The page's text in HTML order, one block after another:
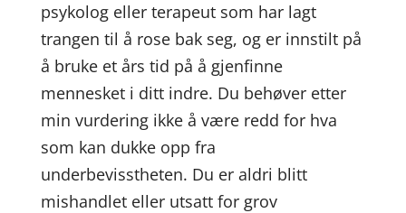
psykolog eller terapeut som har lagt
trangen til å rose bak seg, og er innstilt på
å bruke et års tid på å gjenfinne
mennesket i ditt indre. Du behøver etter
min vurdering ikke å være redd for hva
som kan dukke opp fra
underbevisstheten. Du er aldri blitt
mishandlet eller utsatt for grov